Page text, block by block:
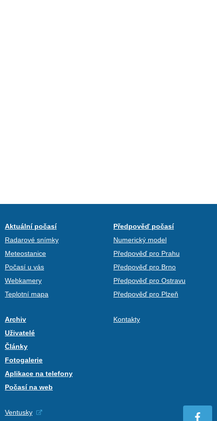
Aktuální počasí
Radarové snímky
Meteostanice
Počasí u vás
Webkamery
Teplotní mapa
Předpověď počasí
Numerický model
Předpověď pro Prahu
Předpověď pro Brno
Předpověď pro Ostravu
Předpověď pro Plzeň
Archiv
Uživatelé
Články
Fotogalerie
Aplikace na telefony
Počasí na web
Kontakty
Ventusky